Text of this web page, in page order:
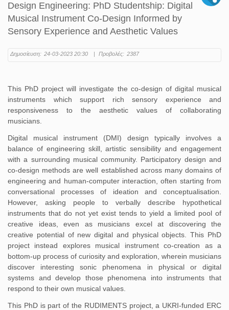
Design Engineering: PhD Studentship: Digital
Musical Instrument Co-Design Informed by
Sensory Experience and Aesthetic Values
Δημοσίευση: 24-03-2023 20:30 | Προβολές: 2387
This PhD project will investigate the co-design of digital musical
instruments which support rich sensory experience and
responsiveness to the aesthetic values of collaborating
musicians.
Digital musical instrument (DMI) design typically involves a
balance of engineering skill, artistic sensibility and engagement
with a surrounding musical community. Participatory design and
co-design methods are well established across many domains of
engineering and human-computer interaction, often starting from
conversational processes of ideation and conceptualisation.
However, asking people to verbally describe hypothetical
instruments that do not yet exist tends to yield a limited pool of
creative ideas, even as musicians excel at discovering the
creative potential of new digital and physical objects. This PhD
project instead explores musical instrument co-creation as a
bottom-up process of curiosity and exploration, wherein musicians
discover interesting sonic phenomena in physical or digital
systems and develop those phenomena into instruments that
respond to their own musical values.
This PhD is part of the RUDIMENTS project, a UKRI-funded ERC